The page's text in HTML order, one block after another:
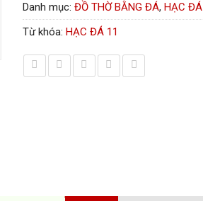
Danh mục: ĐỒ THỜ BẰNG ĐÁ, HẠC ĐÁ
Từ khóa: HẠC ĐÁ 11